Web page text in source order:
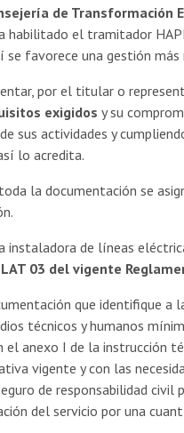
de Transformación
habilitado el tramitador
favorece una gestión más
por el titular o
exigidos y su
sus actividades y
lo acredita.
la documentación se
instaladora de líneas
03 del vigente
que identifique a
técnicos y humanos
el anexo I de la instrucción
vigente y con las
de responsabilidad
del servicio por una